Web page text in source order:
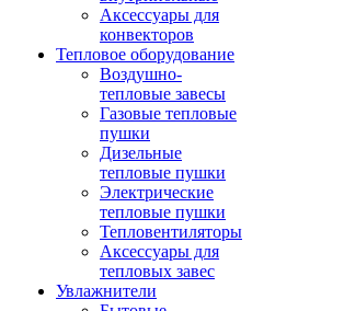
Аксессуары для
конвекторов
Тепловое оборудование
Воздушно-
тепловые завесы
Газовые тепловые
пушки
Дизельные
тепловые пушки
Электрические
тепловые пушки
Тепловентиляторы
Аксессуары для
тепловых завес
Увлажнители